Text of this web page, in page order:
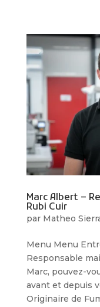
Marc Albert –
Rubi Cuir
par Matheo
Menu Menu
Responsable
Marc, pouvez-
avant et depuis
Originaire de